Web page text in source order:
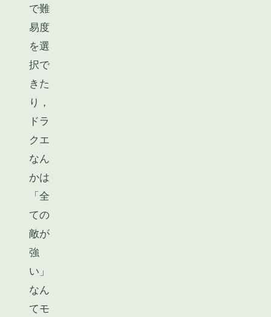
で難
易度
を選
択で
きた
り，
ドラ
クエ
なん
かは
「全
ての
敵が
強
い」
なん
てモ